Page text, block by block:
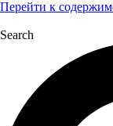
Перейти к
Search